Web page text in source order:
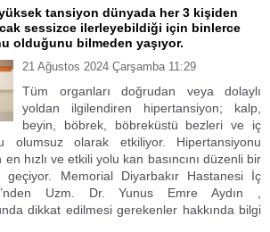
tansiyon dünyada her 3 kişiden
sessizce ilerleyebildiği için binlerce
olduğunu bilmeden yaşıyor.
21 Ağustos 2024 Çarşamba 11:29
Tüm organları doğrudan veya dolaylı
yoldan ilgilendiren hipertansiyon; kalp,
beyin, böbrek, böbreküstü bezleri ve iç
olumsuz olarak etkiliyor. Hipertansiyonu
hızlı ve etkili yolu kan basıncını düzenli bir
geçiyor. Memorial Diyarbakır Hastanesi İç
Uzm. Dr. Yunus Emre Aydın ,
dikkat edilmesi gerekenler hakkında bilgi